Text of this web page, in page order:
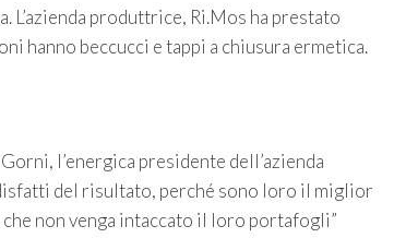
L’azienda produttrice, Ri.Mos ha prestato
hanno beccucci e tappi a chiusura ermetica.
l’energica presidente dell’azienda
del risultato, perché sono loro il miglior
non venga intaccato il loro portafogli”